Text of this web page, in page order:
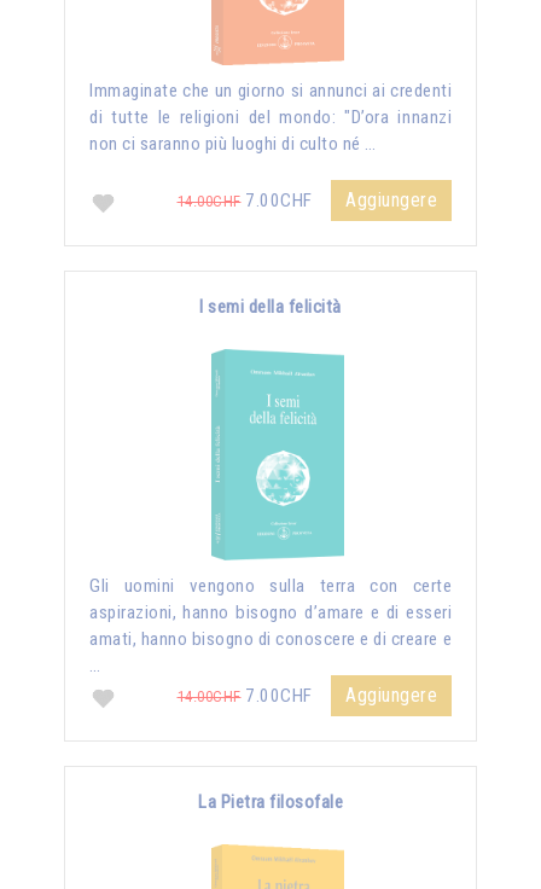
Immaginate che un giorno si annunci ai credenti
di tutte le religioni del mondo: "D’ora innanzi
non ci saranno più luoghi di culto né …
14.00CHF7.00CHF Aggiungere
I semi della felicità
Gli uomini vengono sulla terra con certe
aspirazioni, hanno bisogno d’amare e di esseri
amati, hanno bisogno di conoscere e di creare e
…
14.00CHF7.00CHF Aggiungere
La Pietra filosofale